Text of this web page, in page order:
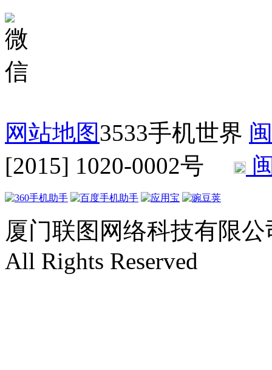
网站地图3533手机世界
[2015] 1020-0002号
厦门联图网络科技有限公
All Rights Reserved